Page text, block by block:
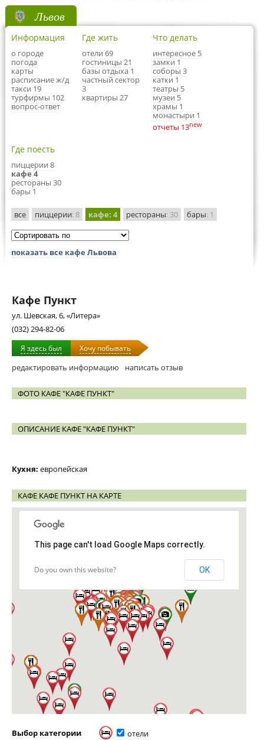
Львов
Информация
о городе
погода
карты
расписание ж/д
такси 19
турфирмы 102
вопрос-ответ
Где жить
отели 69
гостиницы 21
базы отдыха 1
частный сектор
3
квартиры 27
Что делать
интересное 5
замки 1
соборы 3
катки 1
театры 5
музеи 5
храмы 1
монастыри 1
отчеты 13new
Где поесть
пиццерии 8
кафе 4
рестораны 30
бары 1
все пиццерии: 8 кафе: 4 рестораны: 30 бары: 1
показать все кафе Львова
Кафе Пункт
ул. Шевская, 6, «Литера»
(032) 294-82-06
Я здесь был Хочу побывать
редактировать информацию написать отзыв
ФОТО КАФЕ "КАФЕ ПУНКТ"
ОПИСАНИЕ КАФЕ "КАФЕ ПУНКТ"
Кухня: европейская
КАФЕ КАФЕ ПУНКТ НА КАРТЕ
This page can't load Google Maps correctly.
Do you own this website? OK
Выбор категории отели